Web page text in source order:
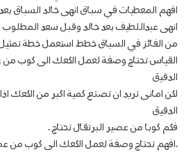
افهم المعطيات في سباق انهى خالد السباق
انهى عبداللطيف بعد خالد وقبل سعد المطلوب
من الفائز في السباق خطط استعمل خطة
القياس تحتاج وصفة لعمل الكعك الى كوب من
الدقيق
لكن امانى تريد ان تصنع كمية اكبر من الكعك
الدقيق
فكم كوبا من عصير البرتقال تحتاج .
.افهم تحتاج وصفة لعمل الكعك الى كوب من